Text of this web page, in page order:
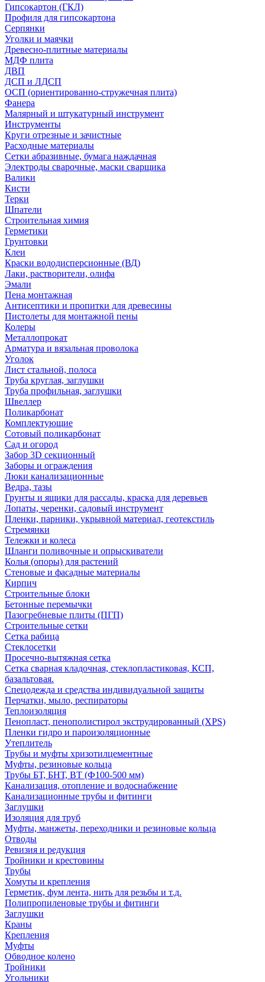
Гипсокартон (ГКЛ)
Профиля для гипсокартона
Серпянки
Уголки и маячки
Древесно-плитные материалы
МДФ плита
ДВП
ДСП и ЛДСП
ОСП (ориентированно-стружечная плита)
Фанера
Малярный и штукатурный инструмент
Инструменты
Круги отрезные и зачистные
Расходные материалы
Сетки абразивные, бумага наждачная
Электроды сварочные, маски сварщика
Валики
Кисти
Терки
Шпатели
Строительная химия
Герметики
Грунтовки
Клеи
Краски вододисперсионные (ВД)
Лаки, растворители, олифа
Эмали
Пена монтажная
Антисептики и пропитки для древесины
Пистолеты для монтажной пены
Колеры
Металлопрокат
Арматура и вязальная проволока
Уголок
Лист стальной, полоса
Труба круглая, заглушки
Труба профильная, заглушки
Швеллер
Поликарбонат
Комплектующие
Сотовый поликарбонат
Сад и огород
Забор 3D секционный
Заборы и ограждения
Люки канализационные
Ведра, тазы
Грунты и ящики для рассады, краска для деревьев
Лопаты, черенки, садовый инструмент
Пленки, парники, укрывной материал, геотекстиль
Стремянки
Тележки и колеса
Шланги поливочные и опрыскиватели
Колья (опоры) для растений
Стеновые и фасадные материалы
Кирпич
Строительные блоки
Бетонные перемычки
Пазогребневые плиты (ПГП)
Строительные сетки
Сетка рабица
Стеклосетки
Просечно-вытяжная сетка
Сетка сварная кладочная, стеклопластиковая, КСП,
базальтовая.
Спецодежда и средства индивидуальной защиты
Перчатки, мыло, респираторы
Теплоизоляция
Пенопласт, пенополистирол экструдированный (XPS)
Пленки гидро и пароизоляционные
Утеплитель
Трубы и муфты хризотилцементные
Муфты, резиновые кольца
Трубы БТ, БНТ, ВТ (Ф100-500 мм)
Канализация, отопление и водоснабжение
Канализационные трубы и фитинги
Заглушки
Изоляция для труб
Муфты, манжеты, переходники и резиновые кольца
Отводы
Ревизия и редукция
Тройники и крестовины
Трубы
Хомуты и крепления
Герметик, фум лента, нить для резьбы и т.д.
Полипропиленовые трубы и фитинги
Заглушки
Краны
Крепления
Муфты
Обводное колено
Тройники
Угольники